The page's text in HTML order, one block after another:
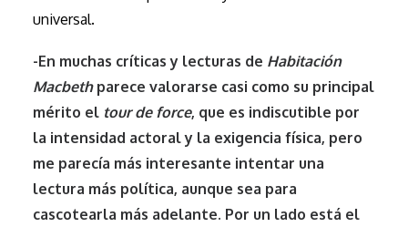
universal.
-En muchas críticas y lecturas de Habitación
Macbeth parece valorarse casi como su principal
mérito el tour de force, que es indiscutible por
la intensidad actoral y la exigencia física, pero
me parecía más interesante intentar una
lectura más política, aunque sea para
cascotearla más adelante. Por un lado está el